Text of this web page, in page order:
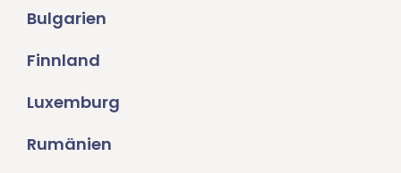
Bulgarien
Finnland
Luxemburg
Rumänien